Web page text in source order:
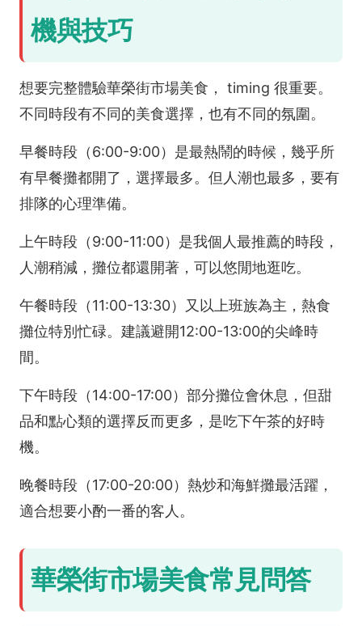
機與技巧
想要完整體驗華榮街市場美食， timing 很重要。
不同時段有不同的美食選擇，也有不同的氛圍。
早餐時段（6:00-9:00）是最熱鬧的時候，幾乎所
有早餐攤都開了，選擇最多。但人潮也最多，要有
排隊的心理準備。
上午時段（9:00-11:00）是我個人最推薦的時段，
人潮稍減，攤位都還開著，可以悠閒地逛吃。
午餐時段（11:00-13:30）又以上班族為主，熱食
攤位特別忙碌。建議避開12:00-13:00的尖峰時
間。
下午時段（14:00-17:00）部分攤位會休息，但甜
品和點心類的選擇反而更多，是吃下午茶的好時
機。
晚餐時段（17:00-20:00）熱炒和海鮮攤最活躍，
適合想要小酌一番的客人。
華榮街市場美食常見問答